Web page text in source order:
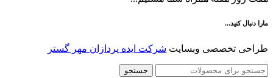
مارا دنبال کنید...
طراحی تخصصی وبسایت شرکت ایده پردازان مهر گستر
جستجو